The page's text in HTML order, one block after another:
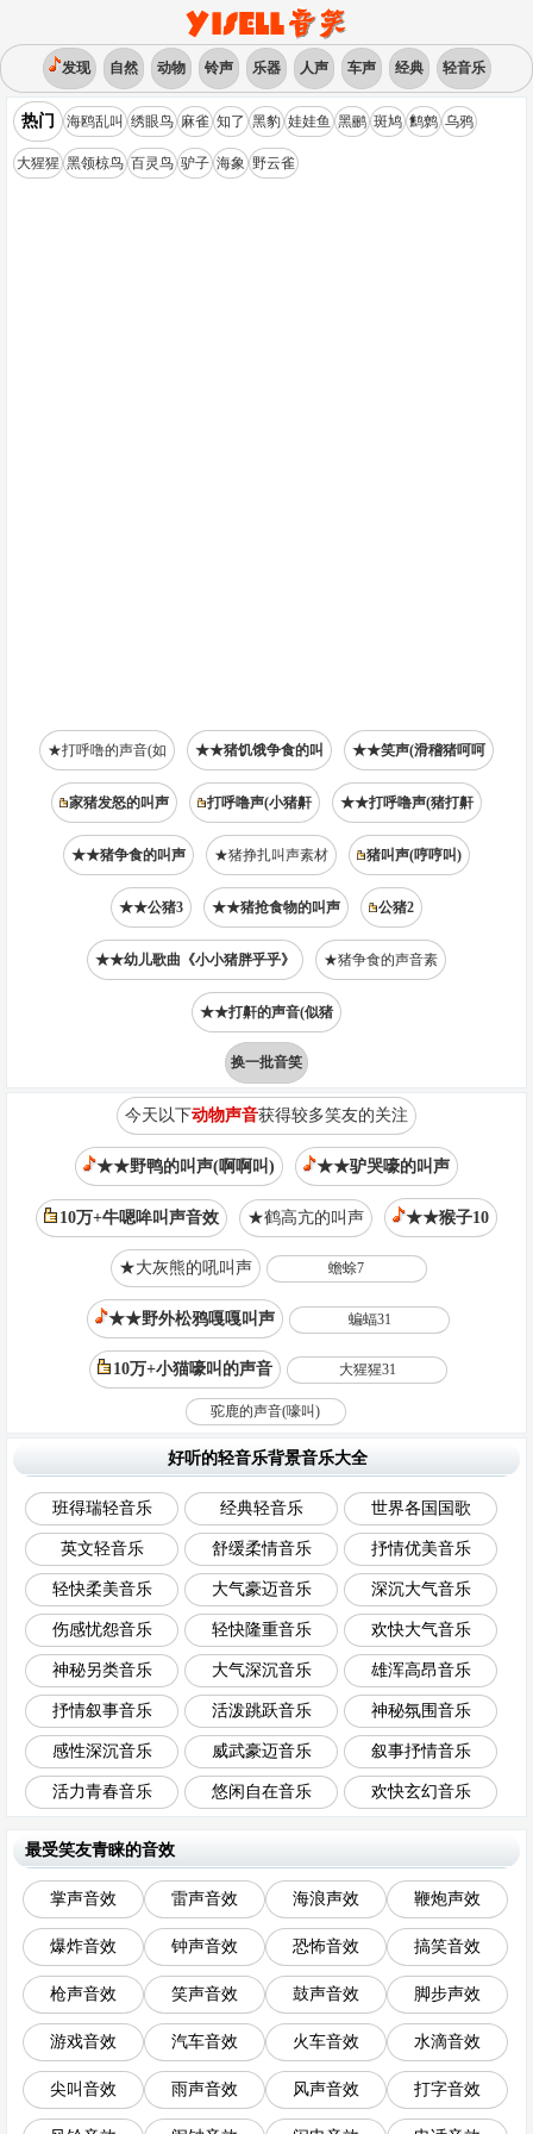
发现 自然 动物 铃声 乐器 人声 车声 经典 轻音乐
热门 海鸥乱叫 绣眼鸟 麻雀 知了 黑豹 娃娃鱼 黑鹂 斑鸠 鹪鹩 乌鸦
大猩猩 黑领椋鸟 百灵鸟 驴子 海象 野云雀
★打呼噜的声音(如 ★★猪饥饿争食的叫 ★★笑声(滑稽猪呵呵
家猪发怒的叫声 打呼噜声(小猪鼾 ★★打呼噜声(猪打鼾
★★猪争食的叫声 ★猪挣扎叫声素材 猪叫声(哼哼叫)
★★公猪3 ★★猪抢食物的叫声 公猪2
★★幼儿歌曲《小小猪胖乎乎》 ★猪争食的声音素
★★打鼾的声音(似猪
换一批音笑
今天以下动物声音获得较多笑友的关注
★★野鸭的叫声(啊啊叫) ★★驴哭嚎的叫声
10万+牛嗯哞叫声音效 ★鹤高亢的叫声 ★★猴子10
★大灰熊的吼叫声 蟾蜍7
★★野外松鸦嘎嘎叫声 蝙蝠31
10万+小猫嚎叫的声音 大猩猩31
驼鹿的声音(嚎叫)
好听的轻音乐背景音乐大全
班得瑞轻音乐 经典轻音乐 世界各国国歌
英文轻音乐 舒缓柔情音乐 抒情优美音乐
轻快柔美音乐 大气豪迈音乐 深沉大气音乐
伤感忧怨音乐 轻快隆重音乐 欢快大气音乐
神秘另类音乐 大气深沉音乐 雄浑高昂音乐
抒情叙事音乐 活泼跳跃音乐 神秘氛围音乐
感性深沉音乐 威武豪迈音乐 叙事抒情音乐
活力青春音乐 悠闲自在音乐 欢快玄幻音乐
最受笑友青睐的音效
掌声音效 雷声音效 海浪声效 鞭炮声效
爆炸音效 钟声音效 恐怖音效 搞笑音效
枪声音效 笑声音效 鼓声音效 脚步声效
游戏音效 汽车音效 火车音效 水滴音效
尖叫音效 雨声音效 风声音效 打字音效